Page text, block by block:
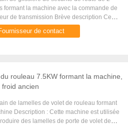
formant la machine avec la commande de
de transmission Brève description Ce
formant la ligne se compose
de decoiler, ...
de contact
rouleau 7.5KW formant la machine,
ancien
de lamelles de volet de rouleau formant
Description : Cette machine est utilisée
des lamelles de porte de volet de